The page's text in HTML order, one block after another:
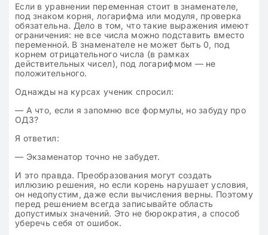
Если в уравнении переменная стоит в знаменателе,
под знаком корня, логарифма или модуля, проверка
обязательна. Дело в том, что такие выражения имеют
ограничения: не все числа можно подставить вместо
переменной. В знаменателе не может быть 0, под
корнем отрицательного числа (в рамках
действительных чисел), под логарифмом — не
положительного.
Однажды на курсах ученик спросил:
— А что, если я запомню все формулы, но забуду про
ОДЗ?
Я ответил:
— Экзаменатор точно не забудет.
И это правда. Преобразования могут создать
иллюзию решения, но если корень нарушает условия,
он недопустим, даже если вычисления верны. Поэтому
перед решением всегда записывайте область
допустимых значений. Это не бюрократия, а способ
уберечь себя от ошибок.